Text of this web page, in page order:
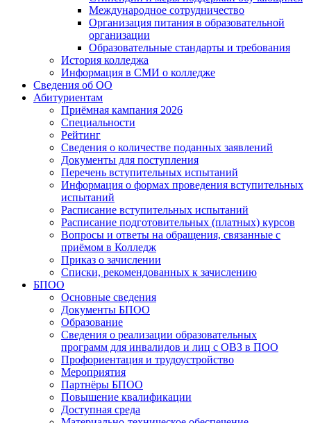
Международное сотрудничество
Организация питания в образовательной
организации
Образовательные стандарты и требования
История колледжа
Информация в СМИ о колледже
Сведения об ОО
Абитуриентам
Приёмная кампания 2026
Специальности
Рейтинг
Сведения о количестве поданных заявлений
Документы для поступления
Перечень вступительных испытаний
Информация о формах проведения вступительных
испытаний
Расписание вступительных испытаний
Расписание подготовительных (платных) курсов
Вопросы и ответы на обращения, связанные с
приёмом в Колледж
Приказ о зачислении
Списки, рекомендованных к зачислению
БПОО
Основные сведения
Документы БПОО
Образование
Сведения о реализации образовательных
программ для инвалидов и лиц с ОВЗ в ПОО
Профориентация и трудоустройство
Мероприятия
Партнёры БПОО
Повышение квалификации
Доступная среда